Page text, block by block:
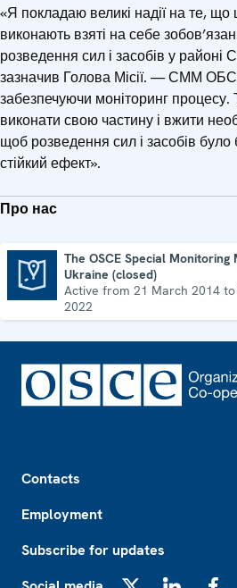
«Я покладаю великі надії на те, що
виконають взяті на себе
розведення сил і засобів у районі
зазначив Голова Місії. — СММ
забезпечуючи моніторинг
виконати свою частину і вжити
щоб розведення сил і засобів
стійкий ефект».
Про нас
The OSCE Special Monitoring
Ukraine (closed)
Active from 21 March 2014
2022
Contacts
Employment
Subscribe for updates